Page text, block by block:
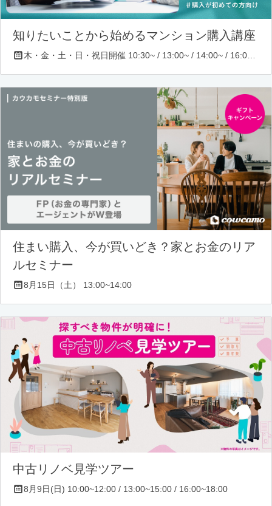
知りたいことから始めるマンション購入講座
住まい購入、今が買いどき？家とお金のリア
ルセミナー
8月15日（土） 13:00~14:00
中古リノベ見学ツアー
8月9日(日) 10:00~12:00 / 13:00~15:00 / 16:00~18:00